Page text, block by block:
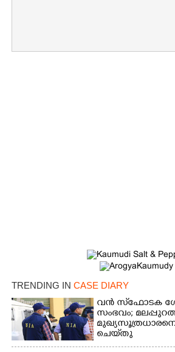
TRENDING IN CASE DIARY
വൻ സ്‌ഫോടക
സംഭവം;
ചെയ്‌തു